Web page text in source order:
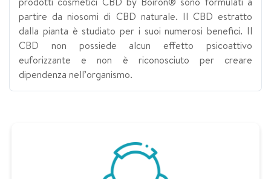
partire da niosomi di CBD naturale. Il CBD estratto
dalla pianta è studiato per i suoi numerosi benefici. Il
CBD non possiede alcun effetto psicoattivo
euforizzante e non è riconosciuto per creare
dipendenza nell’organismo.